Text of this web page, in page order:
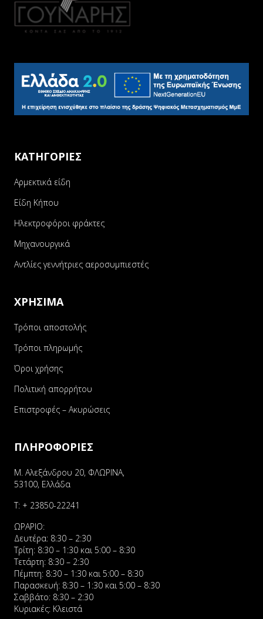
ΚΑΤΗΓΟΡΙΕΣ
Αρμεκτικά είδη
Είδη Κήπου
Ηλεκτροφόροι φράκτες
Μηχανουργικά
Αντλίες γεννήτριες αεροσυμπιεστές
ΧΡΗΣΙΜΑ
Τρόποι αποστολής
Τρόποι πληρωμής
Όροι χρήσης
Πολιτική απορρήτου
Επιστροφές – Ακυρώσεις
ΠΛΗΡΟΦΟΡΙΕΣ
Μ. Αλεξάνδρου 20, ΦΛΩΡΙΝΑ,
53100, Ελλάδα
Τ: + 23850-22241
ΩΡΑΡΙΟ:
Δευτέρα: 8:30 – 2:30
Τρίτη: 8:30 – 1:30 και 5:00 – 8:30
Τετάρτη: 8:30 – 2:30
Πέμπτη: 8:30 – 1:30 και 5:00 – 8:30
Παρασκευή: 8:30 – 1:30 και 5:00 – 8:30
Σαββάτο: 8:30 – 2:30
Κυριακές: Κλειστά